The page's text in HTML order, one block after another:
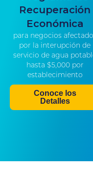
Recuperación
Económica
para negocios
por la interupción de
servicio de agua
hasta $5,000 por
establecimiento
Conoce los
Detalles